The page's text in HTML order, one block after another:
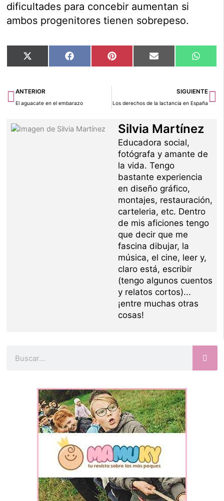
dificultades para concebir aumentan si
ambos progenitores tienen sobrepeso.
Compartir
en
X
(Twitter)
Compartir
en
Facebook Compartir
en
Pinterest Compartir
en
Email
en
Ant
ANTERIOR
El aguacate en el embarazo
SIGUIENTE
Los derechos de la lactancia en España
Silvia Martínez
Educadora social,
fotógrafa y amante de
la vida. Tengo
bastante experiencia
en diseño gráfico,
montajes, restauración,
carteleria, etc. Dentro
de mis aficiones tengo
que decir que me
fascina dibujar, la
música, el cine, leer y,
claro está, escribir
(tengo algunos cuentos
y relatos cortos)...
¡entre muchas otras
cosas!